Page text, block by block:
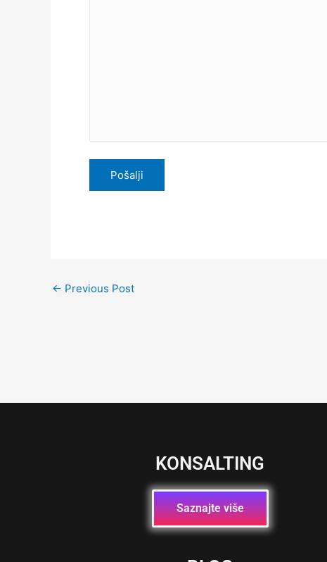
← Previous Post
KONSALTING
Saznajte više